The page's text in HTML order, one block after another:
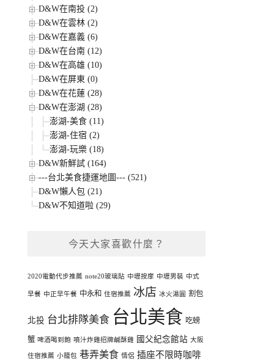
D&W在南投 (2)
D&W在雲林 (2)
D&W在嘉義 (6)
D&W在台南 (12)
D&W在高雄 (10)
D&W在屏東 (0)
D&W在花蓮 (28)
D&W在澎湖 (28)
澎湖-美食 (11)
澎湖-住宿 (2)
澎湖-玩樂 (18)
D&W新鮮試 (164)
---台北美食捷運地圖--- (521)
D&W懶人包 (21)
D&W不知道啦 (29)
今天大家喜歡什麼？
2020電動代步推薦 note20玻璃貼 中壢按摩 中壢男裝 中式
早餐 中正早午餐 中永和 住宿推薦 冰店 冰火湯圓 割包
北投 台北排隊美食 台北美食 吃螃
蟹 啤酒喝到飽 噴汁炸雞招牌鹹酥雞 國父紀念館站 大阪
住宿推薦 小籠包 巷弄美食 情侶 插座不限時咖啡